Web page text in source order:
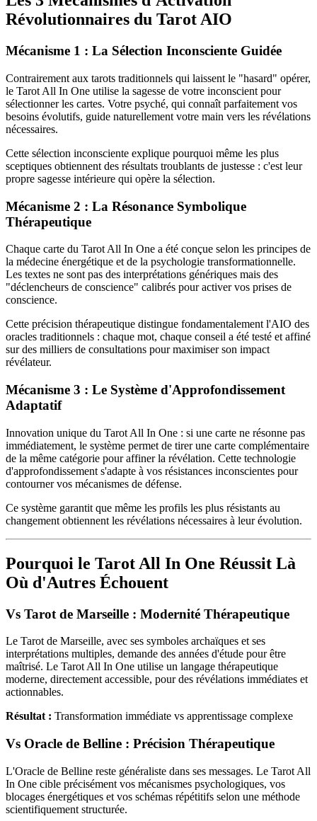
Révolutionnaires du Tarot AIO
Mécanisme 1 : La Sélection Inconsciente Guidée
Contrairement aux tarots traditionnels qui laissent le "hasard" opérer,
le Tarot All In One utilise la sagesse de votre inconscient pour
sélectionner les cartes. Votre psyché, qui connaît parfaitement vos
besoins évolutifs, guide naturellement votre main vers les révélations
nécessaires.
Cette sélection inconsciente explique pourquoi même les plus
sceptiques obtiennent des résultats troublants de justesse : c'est leur
propre sagesse intérieure qui opère la sélection.
Mécanisme 2 : La Résonance Symbolique
Thérapeutique
Chaque carte du Tarot All In One a été conçue selon les principes de
la médecine énergétique et de la psychologie transformationnelle.
Les textes ne sont pas des interprétations génériques mais des
"déclencheurs de conscience" calibrés pour activer vos prises de
conscience.
Cette précision thérapeutique distingue fondamentalement l'AIO des
oracles traditionnels : chaque mot, chaque conseil a été testé et affiné
sur des milliers de consultations pour maximiser son impact
révélateur.
Mécanisme 3 : Le Système d'Approfondissement
Adaptatif
Innovation unique du Tarot All In One : si une carte ne résonne pas
immédiatement, le système permet de tirer une carte complémentaire
de la même catégorie pour affiner la révélation. Cette technologie
d'approfondissement s'adapte à vos résistances inconscientes pour
contourner vos mécanismes de défense.
Ce système garantit que même les profils les plus résistants au
changement obtiennent les révélations nécessaires à leur évolution.
Pourquoi le Tarot All In One Réussit Là
Où d'Autres Échouent
Vs Tarot de Marseille : Modernité Thérapeutique
Le Tarot de Marseille, avec ses symboles archaïques et ses
interprétations multiples, demande des années d'étude pour être
maîtrisé. Le Tarot All In One utilise un langage thérapeutique
moderne, directement accessible, pour des révélations immédiates et
actionnables.
Résultat : Transformation immédiate vs apprentissage complexe
Vs Oracle de Belline : Précision Thérapeutique
L'Oracle de Belline reste généraliste dans ses messages. Le Tarot All
In One cible précisément vos mécanismes psychologiques, vos
blocages énergétiques et vos schémas répétitifs selon une méthode
scientifiquement structurée.